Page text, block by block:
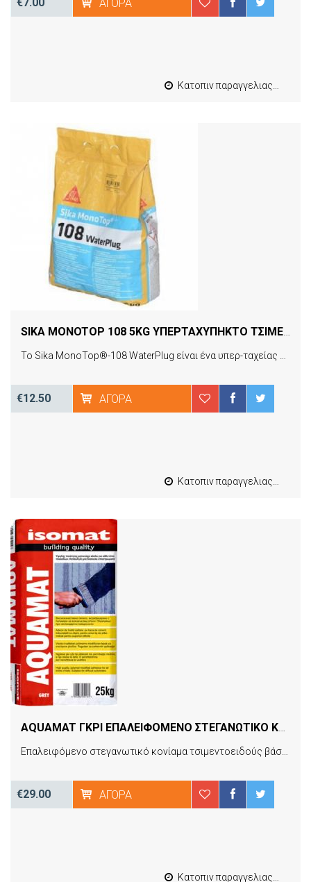
ΑΓΟΡΆ
Κατοπιν παραγγελιας από 4 έως 10 εργασιμες
€12.50 ΑΓΟΡΆ
Κατοπιν παραγγελιας από 4 έως 10 εργασιμες
€29.00 ΑΓΟΡΆ
Κατοπιν παραγγελιας από 4 έως 10 εργασιμες